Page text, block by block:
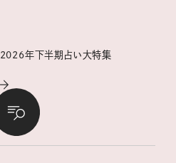
2026年下半期占い大特集